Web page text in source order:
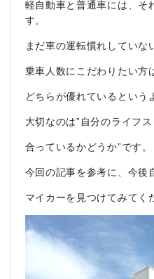
軽自動車と普通車には、そ
す。
まだ車の運転慣れしていな
乗車人数にこだわりたい方
どちらが優れているという
大切なのは”自分のライフス
合っているかどうか”です。
今回の記事を参考に、今後
マイカーを見つけてみてく